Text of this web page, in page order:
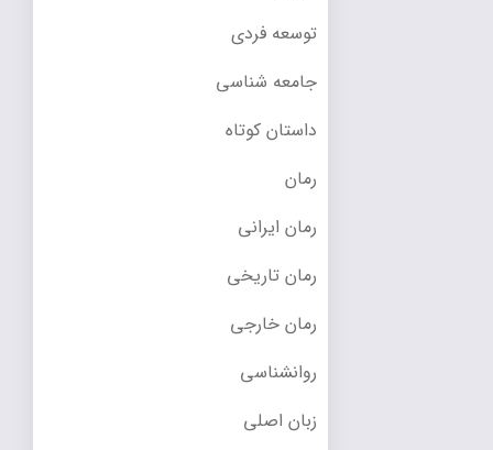
توسعه فردی
جامعه شناسی
داستان کوتاه
رمان
رمان ایرانی
رمان تاریخی
رمان خارجی
روانشناسی
زبان اصلی